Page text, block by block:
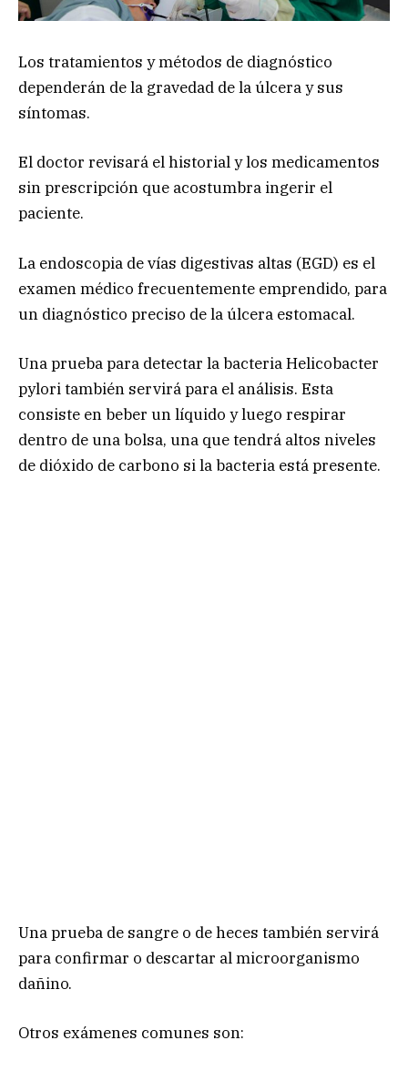
Los tratamientos y métodos de diagnóstico
dependerán de la gravedad de la úlcera y sus
síntomas.
El doctor revisará el historial y los medicamentos
sin prescripción que acostumbra ingerir el
paciente.
La endoscopia de vías digestivas altas (EGD) es el
examen médico frecuentemente emprendido, para
un diagnóstico preciso de la úlcera estomacal.
Una prueba para detectar la bacteria Helicobacter
pylori también servirá para el análisis. Esta
consiste en beber un líquido y luego respirar
dentro de una bolsa, una que tendrá altos niveles
de dióxido de carbono si la bacteria está presente.
Una prueba de sangre o de heces también servirá
para confirmar o descartar al microorganismo
dañino.
Otros exámenes comunes son: